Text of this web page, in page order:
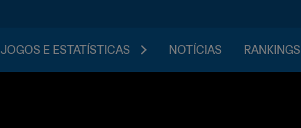
JOGOS E ESTATÍSTICAS NOTÍCIAS RANKINGS